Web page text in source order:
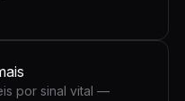
por sinal vital —